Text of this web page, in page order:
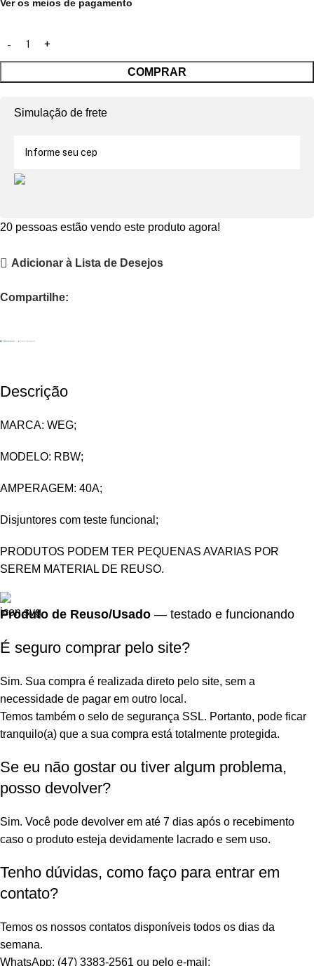
Ver os meios de pagamento
COMPRAR
Simulação de frete
20 pessoas estão vendo este produto agora!
Adicionar à Lista de Desejos
Compartilhe:
Descrição
MARCA: WEG;
MODELO: RBW;
AMPERAGEM: 40A;
Disjuntores com teste funcional;
PRODUTOS PODEM TER PEQUENAS AVARIAS POR
SEREM MATERIAL DE REUSO.
Produto de Reuso/Usado — testado e funcionando
É seguro comprar pelo site?
Sim. Sua compra é realizada direto pelo site, sem a
necessidade de pagar em outro local.
Temos também o selo de segurança SSL. Portanto, pode ficar
tranquilo(a) que a sua compra está totalmente protegida.
Se eu não gostar ou tiver algum problema,
posso devolver?
Sim. Você pode devolver em até 7 dias após o recebimento
caso o produto esteja devidamente lacrado e sem uso.
Tenho dúvidas, como faço para entrar em
contato?
Temos os nossos contatos disponíveis todos os dias da
semana.
WhatsApp: (47) 3383-2561 ou pelo e-mail: